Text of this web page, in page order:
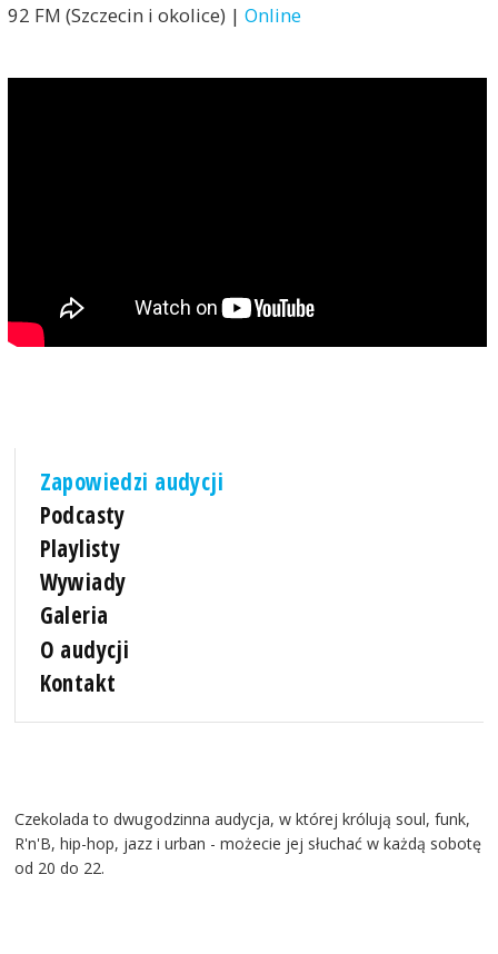
92 FM (Szczecin i okolice) | Online
Zapowiedzi audycji
Podcasty
Playlisty
Wywiady
Galeria
O audycji
Kontakt
Czekolada to dwugodzinna audycja, w której królują soul, funk,
R'n'B, hip-hop, jazz i urban - możecie jej słuchać w każdą sobotę
od 20 do 22.